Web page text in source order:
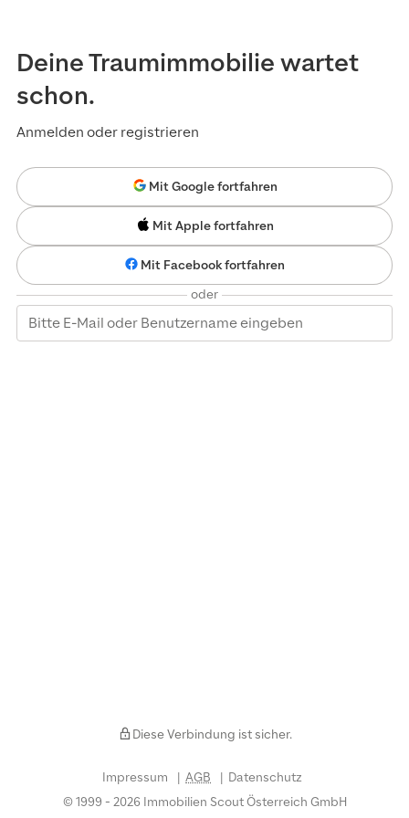
Deine Traumimmobilie wartet
schon.
Anmelden oder registrieren
Mit Google fortfahren
Mit Apple fortfahren
Mit Facebook fortfahren
oder
Diese Verbindung ist sicher.
Impressum AGB
Datenschutz
© 1999 - 2026 Immobilien Scout Österreich GmbH